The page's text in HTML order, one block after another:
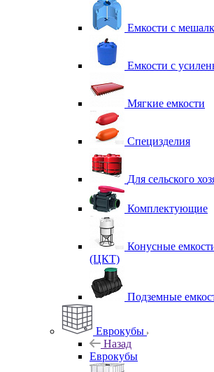
Емкости с
Емкости с
Мягкие емкости
Специзделия
Для сельского
Комплектующие
Конусные
(ЦКТ)
Подземные
Еврокубы
Назад
Еврокубы